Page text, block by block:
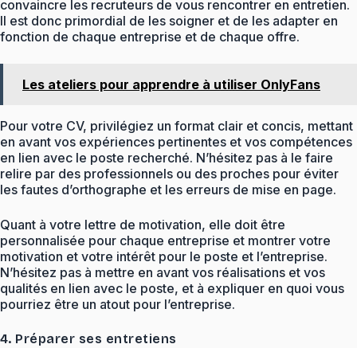
convaincre les recruteurs de vous rencontrer en entretien.
Il est donc primordial de les soigner et de les adapter en
fonction de chaque entreprise et de chaque offre.
Les ateliers pour apprendre à utiliser OnlyFans
Pour votre CV, privilégiez un format clair et concis, mettant
en avant vos expériences pertinentes et vos compétences
en lien avec le poste recherché. N’hésitez pas à le faire
relire par des professionnels ou des proches pour éviter
les fautes d’orthographe et les erreurs de mise en page.
Quant à votre lettre de motivation, elle doit être
personnalisée pour chaque entreprise et montrer votre
motivation et votre intérêt pour le poste et l’entreprise.
N’hésitez pas à mettre en avant vos réalisations et vos
qualités en lien avec le poste, et à expliquer en quoi vous
pourriez être un atout pour l’entreprise.
4. Préparer ses entretiens